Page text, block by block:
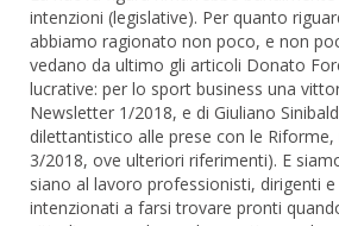
intenzioni (legislative). Per quanto
abbiamo ragionato non poco, e non
vedano da ultimo gli articoli Donato
lucrative: per lo sport business una
Newsletter 1/2018, e di Giuliano
dilettantistico alle prese con le
3/2018, ove ulteriori riferimenti). E
siano al lavoro professionisti, dirigenti
intenzionati a farsi trovare pronti